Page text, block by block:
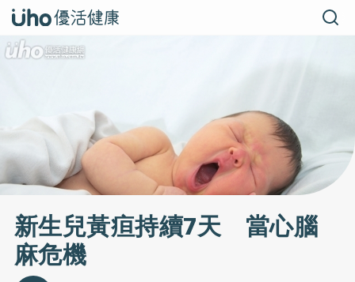
新生兒黃疸持續7天 當心腦
麻危機